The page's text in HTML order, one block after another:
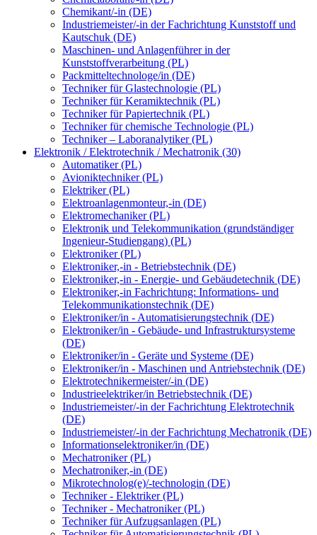
Chemikant/-in (DE)
Industriemeister/-in der Fachrichtung Kunststoff und
Kautschuk (DE)
Maschinen- und Anlagenführer in der
Kunststoffverarbeitung (PL)
Packmitteltechnologe/in (DE)
Techniker für Glastechnologie (PL)
Techniker für Keramiktechnik (PL)
Techniker für Papiertechnik (PL)
Techniker für chemische Technologie (PL)
Techniker – Laboranalytiker (PL)
Elektronik / Elektrotechnik / Mechatronik (30)
Automatiker (PL)
Avioniktechniker (PL)
Elektriker (PL)
Elektroanlagenmonteur,-in (DE)
Elektromechaniker (PL)
Elektronik und Telekommunikation (grundständiger
Ingenieur-Studiengang) (PL)
Elektroniker (PL)
Elektroniker,-in - Betriebstechnik (DE)
Elektroniker,-in - Energie- und Gebäudetechnik (DE)
Elektroniker,-in Fachrichtung: Informations- und
Telekommunikationstechnik (DE)
Elektroniker/in - Automatisierungstechnik (DE)
Elektroniker/in - Gebäude- und Infrastruktursysteme
(DE)
Elektroniker/in - Geräte und Systeme (DE)
Elektroniker/in - Maschinen und Antriebstechnik (DE)
Elektrotechnikermeister/-in (DE)
Industrieelektriker/in Betriebstechnik (DE)
Industriemeister/-in der Fachrichtung Elektrotechnik
(DE)
Industriemeister/-in der Fachrichtung Mechatronik (DE)
Informationselektroniker/in (DE)
Mechatroniker (PL)
Mechatroniker,-in (DE)
Mikrotechnolog(e)/-technologin (DE)
Techniker - Elektriker (PL)
Techniker - Mechatroniker (PL)
Techniker für Aufzugsanlagen (PL)